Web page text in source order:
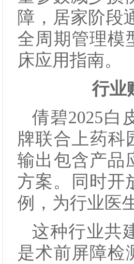
障，居家阶段
全周期管理模
床应用指南。
行业
倩碧2025白
牌联合上药科
输出包含产品
方案。同时开
例，为行业医
这种行业共
是术前屏障检